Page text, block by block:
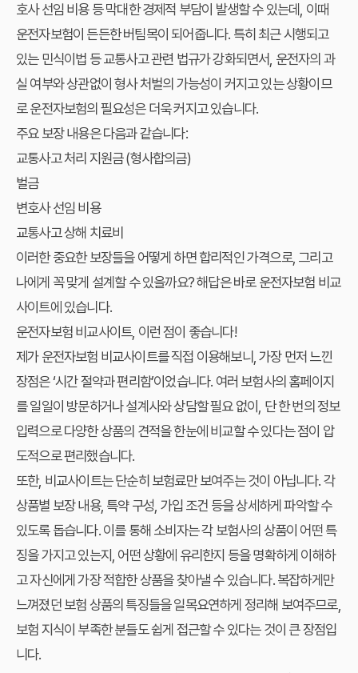
호사 선임 비용 등 막대한 경제적 부담이 발생할 수 있는데, 이때
운전자보험이 든든한 버팀목이 되어줍니다. 특히 최근 시행되고
있는 민식이법 등 교통사고 관련 법규가 강화되면서, 운전자의 과
실 여부와 상관없이 형사 처벌의 가능성이 커지고 있는 상황이므
로 운전자보험의 필요성은 더욱 커지고 있습니다.
주요 보장 내용은 다음과 같습니다:
교통사고 처리 지원금 (형사합의금)
벌금
변호사 선임 비용
교통사고 상해 치료비
이러한 중요한 보장들을 어떻게 하면 합리적인 가격으로, 그리고
나에게 꼭 맞게 설계할 수 있을까요? 해답은 바로운전자보험 비교
사이트에 있습니다.
운전자보험 비교사이트, 이런 점이 좋습니다!
제가운전자보험 비교사이트를 직접 이용해보니, 가장 먼저 느낀
장점은 ‘시간 절약과 편리함’이었습니다. 여러 보험사의 홈페이지
를 일일이 방문하거나 설계사와 상담할 필요 없이, 단 한 번의 정보
입력으로 다양한 상품의 견적을 한눈에 비교할 수 있다는 점이 압
도적으로 편리했습니다.
또한, 비교사이트는 단순히 보험료만 보여주는 것이 아닙니다. 각
상품별 보장 내용, 특약 구성, 가입 조건 등을 상세하게 파악할 수
있도록 돕습니다. 이를 통해 소비자는 각 보험사의 상품이 어떤 특
징을 가지고 있는지, 어떤 상황에 유리한지 등을 명확하게 이해하
고 자신에게 가장 적합한 상품을 찾아낼 수 있습니다. 복잡하게만
느껴졌던 보험 상품의 특징들을 일목요연하게 정리해 보여주므로,
보험 지식이 부족한 분들도 쉽게 접근할 수 있다는 것이 큰 장점입
니다.